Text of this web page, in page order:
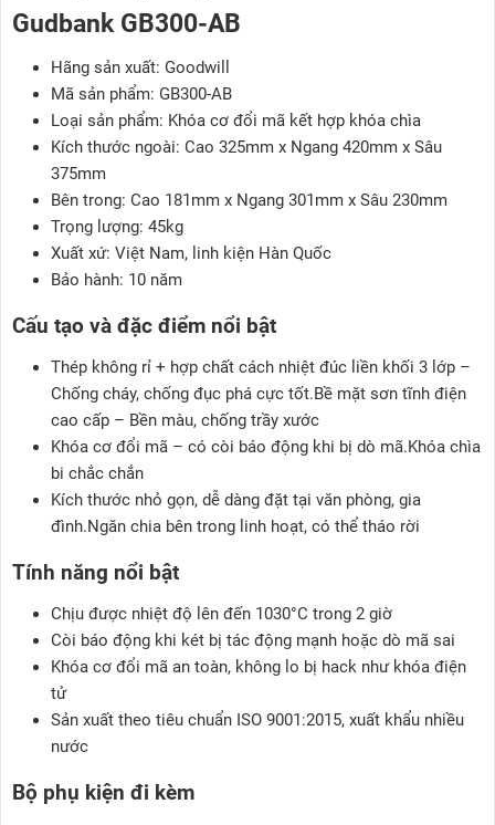
Gudbank GB300-AB
Hãng sản xuất: Goodwill
Mã sản phẩm: GB300-AB
Loại sản phẩm: Khóa cơ đổi mã kết hợp khóa chìa
Kích thước ngoài: Cao 325mm x Ngang 420mm x Sâu
375mm
Bên trong: Cao 181mm x Ngang 301mm x Sâu 230mm
Trọng lượng: 45kg
Xuất xứ: Việt Nam, linh kiện Hàn Quốc
Bảo hành: 10 năm
Cấu tạo và đặc điểm nổi bật
Thép không rỉ + hợp chất cách nhiệt đúc liền khối 3 lớp –
Chống cháy, chống đục phá cực tốt.Bề mặt sơn tĩnh điện
cao cấp – Bền màu, chống trầy xước
Khóa cơ đổi mã – có còi báo động khi bị dò mã.Khóa chìa
bi chắc chắn
Kích thước nhỏ gọn, dễ dàng đặt tại văn phòng, gia
đình.Ngăn chia bên trong linh hoạt, có thể tháo rời
Tính năng nổi bật
Chịu được nhiệt độ lên đến 1030°C trong 2 giờ
Còi báo động khi két bị tác động mạnh hoặc dò mã sai
Khóa cơ đổi mã an toàn, không lo bị hack như khóa điện
tử
Sản xuất theo tiêu chuẩn ISO 9001:2015, xuất khẩu nhiều
nước
Bộ phụ kiện đi kèm